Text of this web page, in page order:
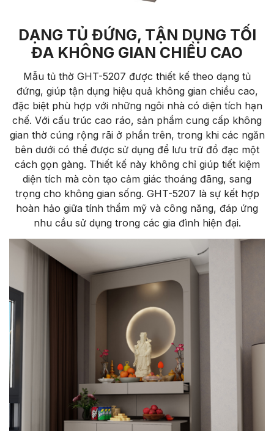
DẠNG TỦ ĐỨNG, TẬN DỤNG TỐI
ĐA KHÔNG GIAN CHIỀU CAO
Mẫu tủ thờ GHT-5207 được thiết kế theo dạng tủ
đứng, giúp tận dụng hiệu quả không gian chiều cao,
đặc biệt phù hợp với những ngôi nhà có diện tích hạn
chế. Với cấu trúc cao ráo, sản phẩm cung cấp không
gian thờ cúng rộng rãi ở phần trên, trong khi các ngăn
bên dưới có thể được sử dụng để lưu trữ đồ đạc một
cách gọn gàng. Thiết kế này không chỉ giúp tiết kiệm
diện tích mà còn tạo cảm giác thoáng đãng, sang
trọng cho không gian sống. GHT-5207 là sự kết hợp
hoàn hảo giữa tính thẩm mỹ và công năng, đáp ứng
nhu cầu sử dụng trong các gia đình hiện đại.